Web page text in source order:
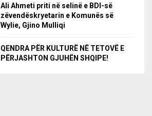
Ali Ahmeti priti në selinë e BDI-së
zëvendëskryetarin e Komunës së
Wylie, Gjino Mulliqi
QENDRA PËR KULTURË NË TETOVË E
PËRJASHTON GJUHËN SHQIPE!